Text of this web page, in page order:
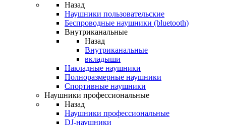
Назад
Наушники пользовательские
Беспроводные наушники (bluetooth)
Внутриканальные
Назад
Внутриканальные
вкладыши
Накладные наушники
Полноразмерные наушники
Спортивные наушники
Наушники профессиональные
Назад
Наушники профессиональные
DJ-наушники